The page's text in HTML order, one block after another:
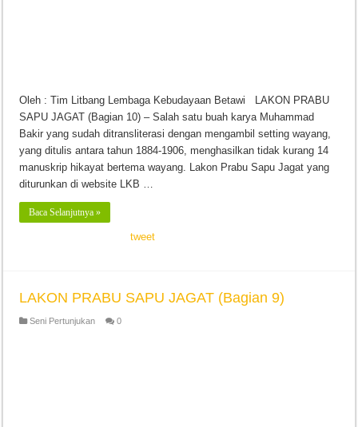
Oleh : Tim Litbang Lembaga Kebudayaan Betawi LAKON PRABU
SAPU JAGAT (Bagian 10) – Salah satu buah karya Muhammad
Bakir yang sudah ditransliterasi dengan mengambil setting wayang,
yang ditulis antara tahun 1884-1906, menghasilkan tidak kurang 14
manuskrip hikayat bertema wayang. Lakon Prabu Sapu Jagat yang
diturunkan di website LKB …
Baca Selanjutnya »
tweet
LAKON PRABU SAPU JAGAT (Bagian 9)
Seni Pertunjukan 0